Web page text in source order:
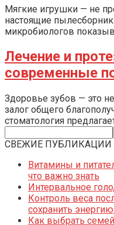
Мягкие игрушки — не
настоящие
микробиологов
Лечение и
современные
Здоровье зубов — это
залог общего
стоматология
СВЕЖИЕ ПУБЛИКАЦИИ
Витамины и
что важно знать
Интервальное
Контроль веса
сохранить
Как выбрать